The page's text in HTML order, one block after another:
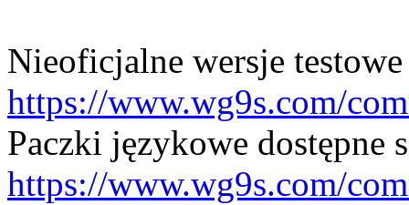
Nieoficjalne wersje
https://www.wg9s.com/
Paczki językowe dostępne
https://www.wg9s.com/